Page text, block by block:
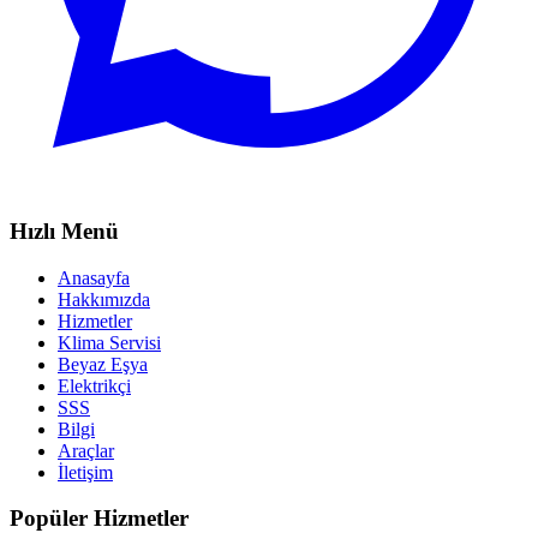
Hızlı Menü
Anasayfa
Hakkımızda
Hizmetler
Klima Servisi
Beyaz Eşya
Elektrikçi
SSS
Bilgi
Araçlar
İletişim
Popüler Hizmetler